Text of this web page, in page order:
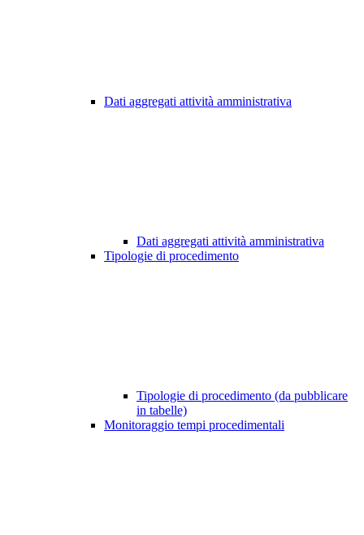
Dati aggregati attività amministrativa
Dati aggregati attività amministrativa
Tipologie di procedimento
Tipologie di procedimento (da pubblicare
in tabelle)
Monitoraggio tempi procedimentali